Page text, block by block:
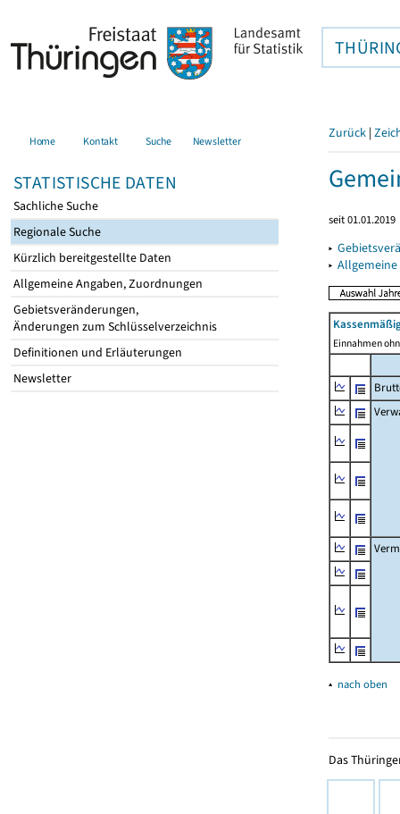
Home Kontakt Suche Newsletter
STATISTISCHE DATEN
Sachliche Suche
Regionale Suche
Kürzlich bereitgestellte Daten
Allgemeine Angaben, Zuordnungen
Gebietsveränderungen,
Änderungen zum Schlüsselverzeichnis
Definitionen und Erläuterungen
Newsletter
Zurück |
seit 01.01.2019
▸
▸
Einnahmen
▴ nach oben
Das